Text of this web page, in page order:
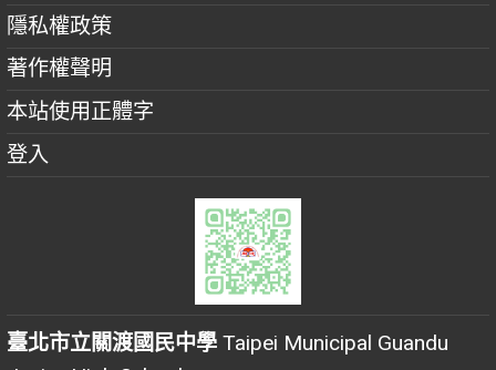
隱私權政策
著作權聲明
本站使用正體字
登入
臺北市立關渡國民中學 Taipei Municipal Guandu